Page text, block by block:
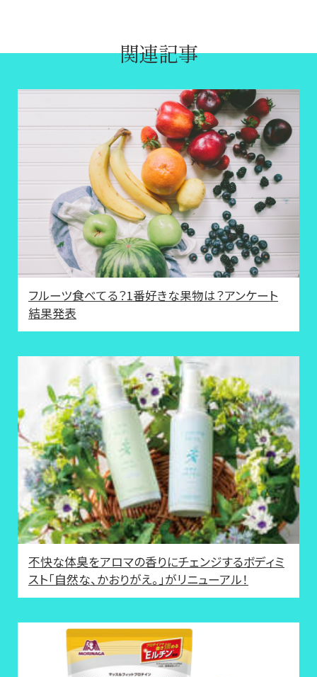
関連記事
フルーツ食べてる？1番好きな果物は？アンケート
結果発表
不快な体臭をアロマの香りにチェンジするボディミ
スト「自然な、かおりがえ。」がリニューアル！